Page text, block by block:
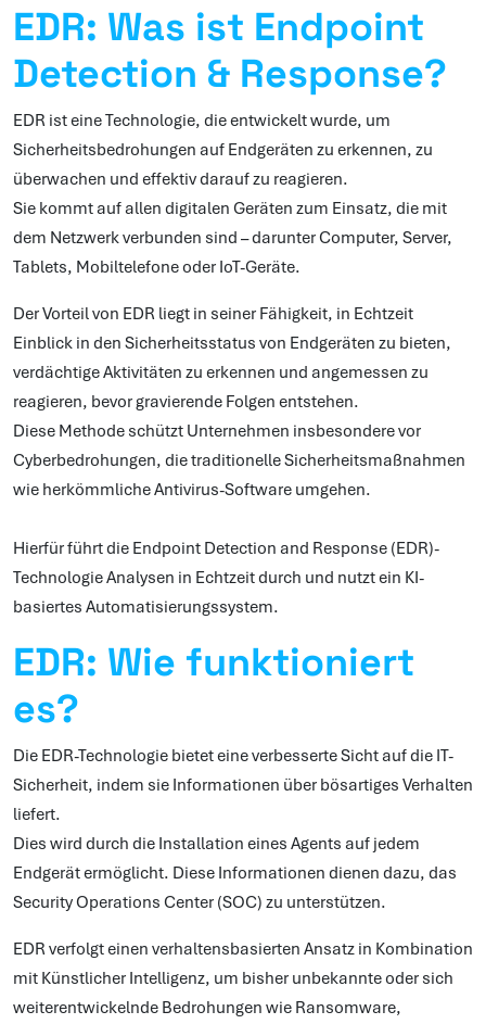
EDR: Was ist Endpoint
Detection & Response?
EDR ist eine Technologie, die entwickelt wurde, um
Sicherheitsbedrohungen auf Endgeräten zu erkennen, zu
überwachen und effektiv darauf zu reagieren.
Sie kommt auf allen digitalen Geräten zum Einsatz, die mit
dem Netzwerk verbunden sind – darunter Computer, Server,
Tablets, Mobiltelefone oder IoT-Geräte.
Der Vorteil von EDR liegt in seiner Fähigkeit, in Echtzeit
Einblick in den Sicherheitsstatus von Endgeräten zu bieten,
verdächtige Aktivitäten zu erkennen und angemessen zu
reagieren, bevor gravierende Folgen entstehen.
Diese Methode schützt Unternehmen insbesondere vor
Cyberbedrohungen, die traditionelle Sicherheitsmaßnahmen
wie herkömmliche Antivirus-Software umgehen.
Hierfür führt die Endpoint Detection and Response (EDR)-
Technologie Analysen in Echtzeit durch und nutzt ein KI-
basiertes Automatisierungssystem.
EDR: Wie funktioniert
es?
Die EDR-Technologie bietet eine verbesserte Sicht auf die IT-
Sicherheit, indem sie Informationen über bösartiges Verhalten
liefert.
Dies wird durch die Installation eines Agents auf jedem
Endgerät ermöglicht. Diese Informationen dienen dazu, das
Security Operations Center (SOC) zu unterstützen.
EDR verfolgt einen verhaltensbasierten Ansatz in Kombination
mit Künstlicher Intelligenz, um bisher unbekannte oder sich
weiterentwickelnde Bedrohungen wie Ransomware,